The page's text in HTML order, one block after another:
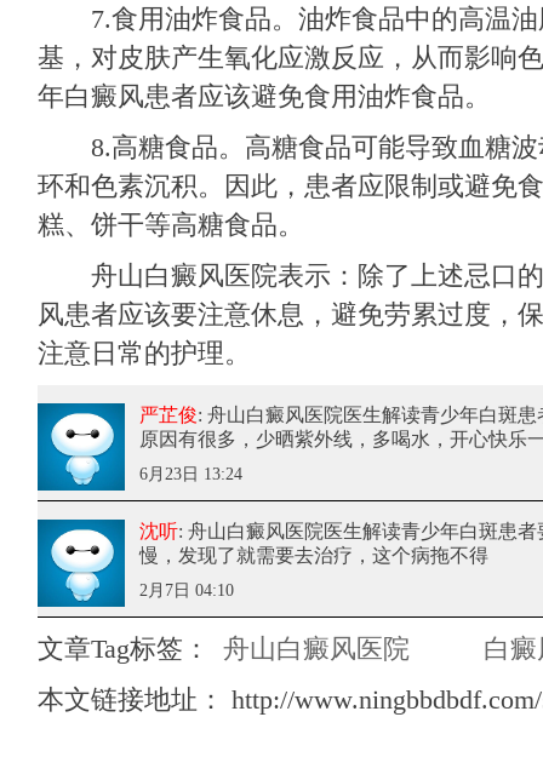
7.食用油炸食品。油炸食品中的高温油
基，对皮肤产生氧化应激反应，从而影响
年白癜风患者应该避免食用油炸食品。
8.高糖食品。高糖食品可能导致血糖波
环和色素沉积。因此，患者应限制或避免
糕、饼干等高糖食品。
舟山白癜风医院表示：除了上述忌口的
风患者应该要注意休息，避免劳累过度，
注意日常的护理。
严芷俊: 舟山白癜风医院医生解读青少年白斑
原因有很多，少晒紫外线，多喝水，开心快乐
6月23日 13:24
沈听: 舟山白癜风医院医生解读青少年白斑患者
慢，发现了就需要去治疗，这个病拖不得
2月7日 04:10
文章Tag标签： 舟山白癜风医院
白
本文链接地址： http://